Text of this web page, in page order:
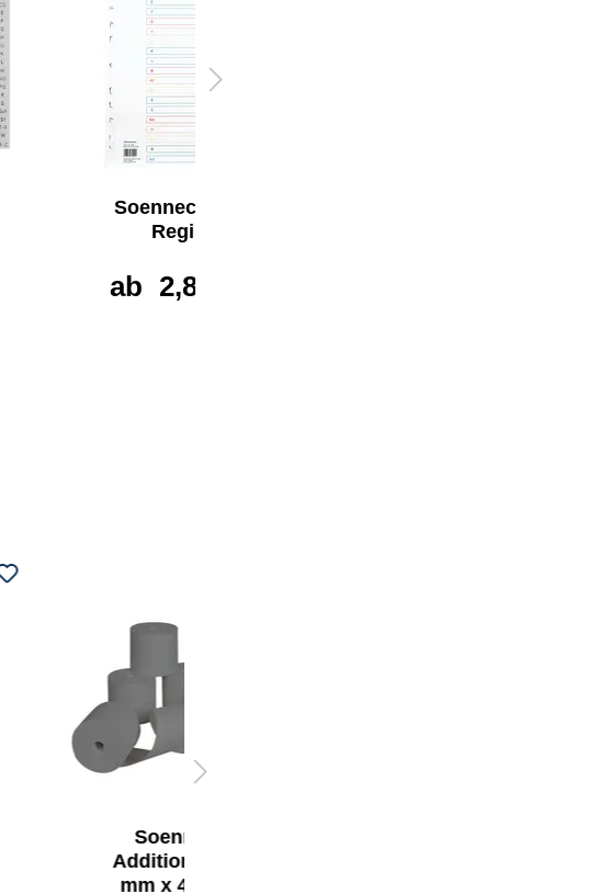
Soennecken A-Z
Register
ab 2,87 €*
Soennecken
Additionsrolle 44
mm x 45 m (B x